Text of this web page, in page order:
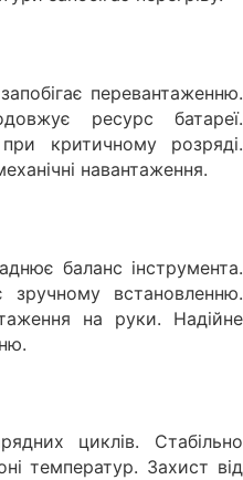
перевантаженню.
ресурс батареї.
критичному розряді.
навантаження.
баланс інструмента.
зручному встановленню.
на руки. Надійне
циклів. Стабільно
температур. Захист від